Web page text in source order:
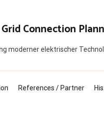
Grid Connection
moderner elektrischer
References / Partner